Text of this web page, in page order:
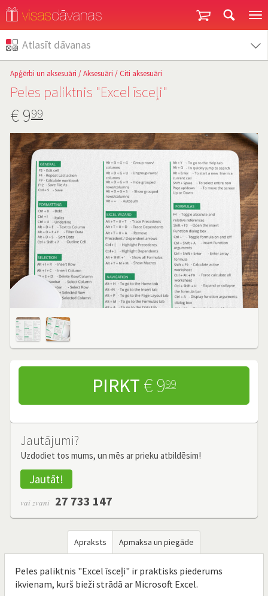
Atlasīt dāvanas
Apģērbi un aksesuāri /Aksesuāri /Citi aksesuāri
Peles paliktnis "Excel īsceļi"
€999
PIRKT € 999
Jautājumi?
Uzdodiet tos mums, un mēs ar prieku atbildēsim!
Jautāt!
vai zvani 27 733 147
Apraksts Apmaksa un piegāde
Peles paliktnis "Excel īsceļi" ir praktisks piederums
ikvienam, kurš bieži strādā ar Microsoft Excel.